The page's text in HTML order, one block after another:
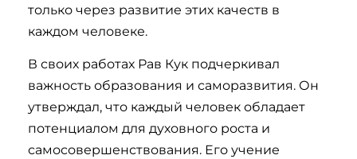
только через развитие этих качеств в
каждом человеке.
В своих работах Рав Кук подчеркивал
важность образования и саморазвития. Он
утверждал, что каждый человек обладает
потенциалом для духовного роста и
самосовершенствования. Его учение